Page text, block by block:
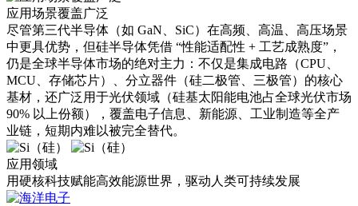
应用场景覆盖广泛
尽管第三代半导体（如 GaN、SiC）在高频、高温、高压场景
中更具优势，但硅半导体凭借 “性能适配性 + 工艺成熟度”，
仍是全球半导体市场的绝对主力：不仅是集成电路（CPU、
MCU、存储芯片）、分立器件（硅二极管、三极管）的核心
基材，还广泛用于光伏领域（硅基太阳能电池占全球光伏市场
90% 以上份额），覆盖电子信息、新能源、工业制造等全产
业链，短期内难以被完全替代。
应用领域
用硬核科技赋能高效能源世界，驱动人类可持续发展